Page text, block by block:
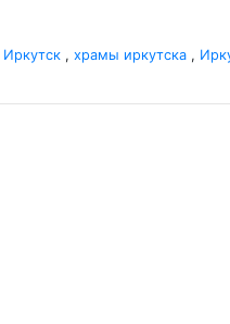
Иркутск , храмы иркутска ,